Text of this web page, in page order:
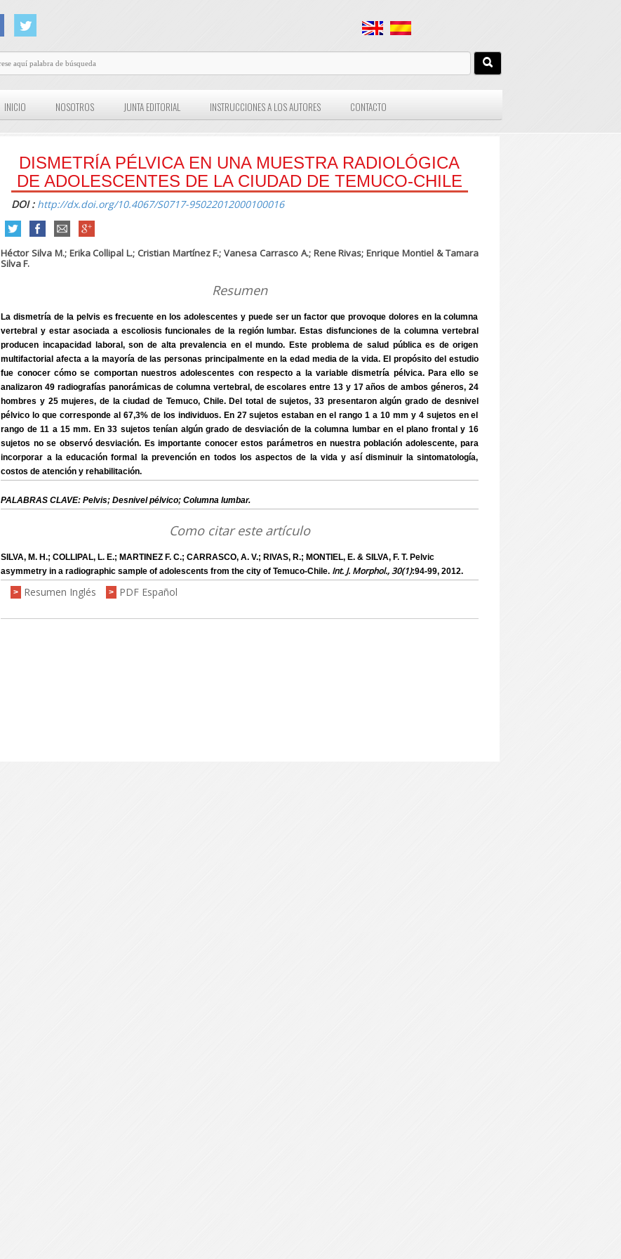
INICIO NOSOTROS JUNTA EDITORIAL INSTRUCCIONES A LOS AUTORES CONTACTO
DISMETRÍA PÉLVICA EN UNA MUESTRA RADIOLÓGICA
DE ADOLESCENTES DE LA CIUDAD DE TEMUCO-CHILE
DOI : http://dx.doi.org/10.4067/S0717-95022012000100016
Héctor Silva M.; Erika Collipal L.; Cristian Martínez F.; Vanesa Carrasco A.; Rene Rivas; Enrique Montiel & Tamara
Silva F.
Resumen
La dismetría de la pelvis es frecuente en los adolescentes y puede ser un factor que provoque dolores en la columna
vertebral y estar asociada a escoliosis funcionales de la región lumbar. Estas disfunciones de la columna vertebral
producen incapacidad laboral, son de alta prevalencia en el mundo. Este problema de salud pública es de origen
multifactorial afecta a la mayoría de las personas principalmente en la edad media de la vida. El propósito del estudio
fue conocer cómo se comportan nuestros adolescentes con respecto a la variable dismetría pélvica. Para ello se
analizaron 49 radiografías panorámicas de columna vertebral, de escolares entre 13 y 17 años de ambos géneros, 24
hombres y 25 mujeres, de la ciudad de Temuco, Chile. Del total de sujetos, 33 presentaron algún grado de desnivel
pélvico lo que corresponde al 67,3% de los individuos. En 27 sujetos estaban en el rango 1 a 10 mm y 4 sujetos en el
rango de 11 a 15 mm. En 33 sujetos tenían algún grado de desviación de la columna lumbar en el plano frontal y 16
sujetos no se observó desviación. Es importante conocer estos parámetros en nuestra población adolescente, para
incorporar a la educación formal la prevención en todos los aspectos de la vida y así disminuir la sintomatología,
costos de atención y rehabilitación.
PALABRAS CLAVE: Pelvis; Desnivel pélvico; Columna lumbar.
Como citar este artículo
SILVA, M. H.; COLLIPAL, L. E.; MARTINEZ F. C.; CARRASCO, A. V.; RIVAS, R.; MONTIEL, E. & SILVA, F. T. Pelvic
asymmetry in a radiographic sample of adolescents from the city of Temuco-Chile. Int. J. Morphol., 30(1):94-99, 2012.
> Resumen Inglés > PDF Español